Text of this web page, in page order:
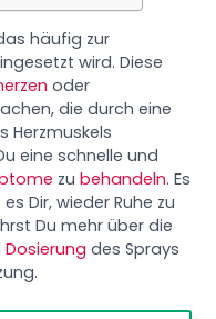
häufig zur
wird. Diese
oder
die durch eine
Herzmuskels
eine schnelle und
zubehandeln. Es
Dir, wieder Ruhe zu
Du mehr über die
Dosierung des Sprays